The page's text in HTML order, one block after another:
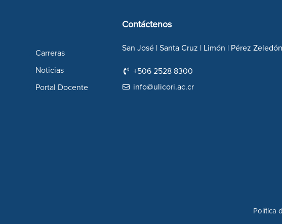
Carreras
Noticias
Portal Docente
Contáctenos
San José | Santa Cruz | Limón | Pérez Zeledón
+506 2528 8300
info@ulicori.ac.cr
Política